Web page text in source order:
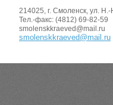
214025, г. Смоленск, ул.
Тел.-факс: (4812) 69-82-59
smolenskkraeved@mail.ru
smolenskkraeved@mail.ru